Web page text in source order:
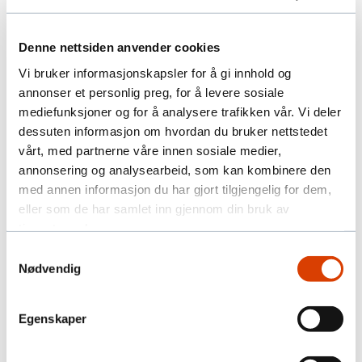
Denne nettsiden anvender cookies
Vi bruker informasjonskapsler for å gi innhold og
annonser et personlig preg, for å levere sosiale
mediefunksjoner og for å analysere trafikken vår. Vi deler
dessuten informasjon om hvordan du bruker nettstedet
vårt, med partnerne våre innen sosiale medier,
annonsering og analysearbeid, som kan kombinere den
med annen informasjon du har gjort tilgjengelig for dem,
eller som de har samlet inn gjennom din bruk av
Nødvendig
Egenskaper
etikkutvalg.
Last ned Etisk bildeveileder her.
Etiske retningslinjer i
innsamling
Veileder for sms, epost og digitale